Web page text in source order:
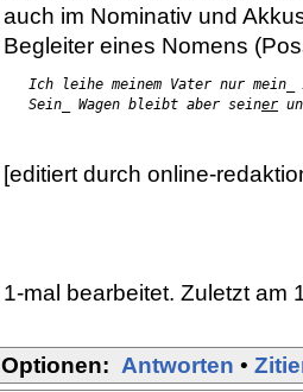
auch im Nominativ und
Begleiter eines Nomens
Ich leihe meinem Vater nur
Sein_ Wagen bleibt aber seiner
[editiert durch online-
1-mal bearbeitet. Zuletzt am
Optionen: Antworten •